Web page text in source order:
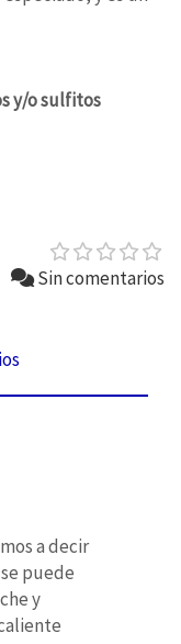
y/o sulfitos
Sin comentarios
a decir
puede
y